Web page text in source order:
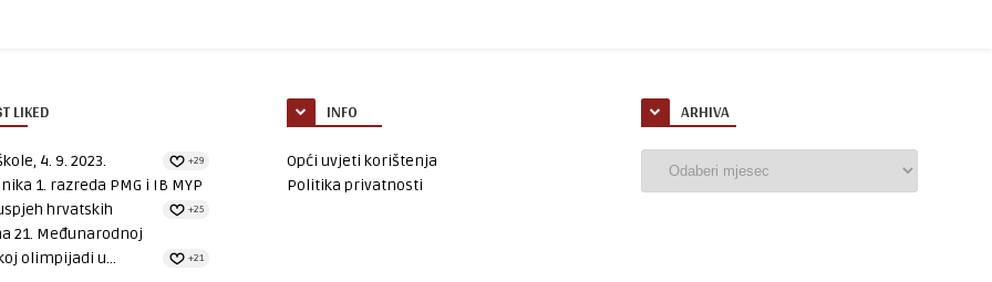
LIKED
4. 9. 2023. +29
1. razreda PMG i IB MYP
+25
hrvatskih
21. Međunarodnoj
olimpijadi u...
+21
INFO
Opći uvjeti korištenja
Politika privatnosti
ARHIVA